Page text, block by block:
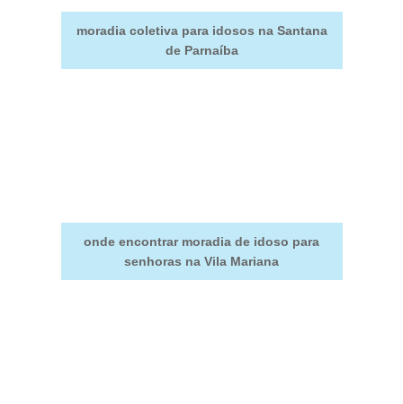
moradia coletiva para idosos na Santana
de Parnaíba
onde encontrar moradia de idoso para
senhoras na Vila Mariana